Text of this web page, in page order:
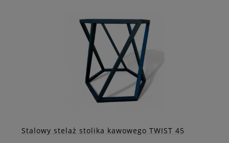
Stalowy stelaż stolika kawowego TWIST 45